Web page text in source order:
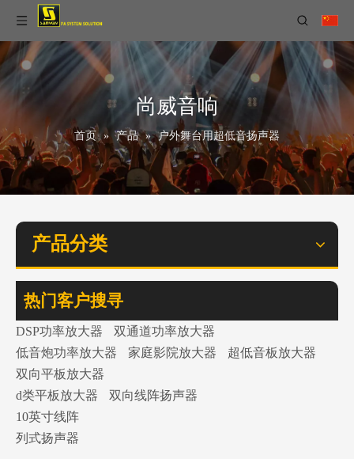
尚威音响
首页 » 产品 » 户外舞台用超低音扬声器
产品分类
热门客户搜寻
DSP功率放大器
双通道功率放大器
低音炮功率放大器
家庭影院放大器
超低音板放大器
双向平板放大器
d类平板放大器
双向线阵扬声器
10英寸线阵
列式扬声器